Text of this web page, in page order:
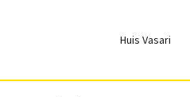
Huis Vasari
Login